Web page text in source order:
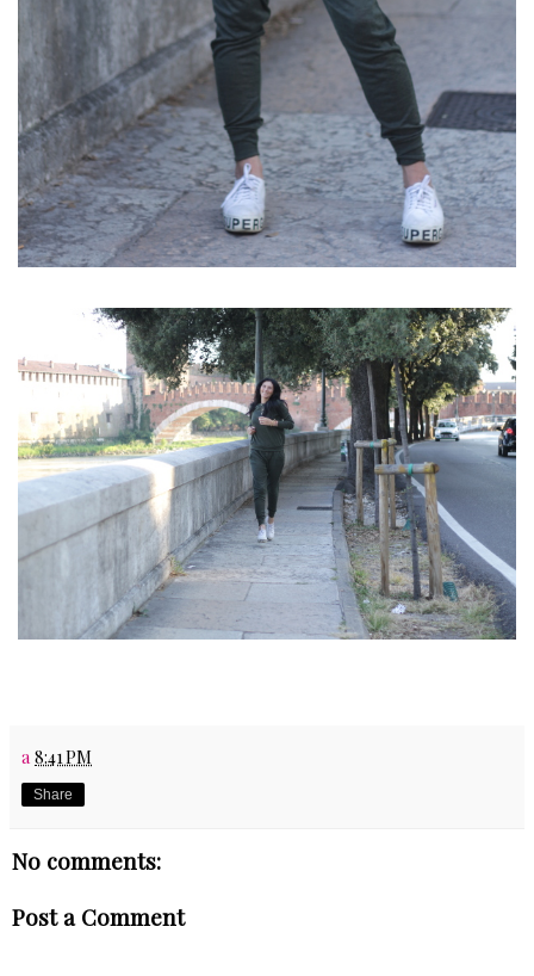
a8:41 PM
Share
No comments:
Post a Comment